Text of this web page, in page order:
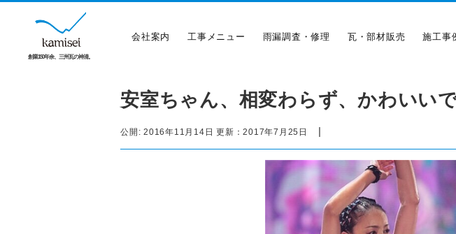
創業150年余、三州瓦の神清。
会社案内 工事メニュー 雨漏調査・修理 瓦・部材販売 施工事
安室ちゃん、相変わらず、かわいいで
公開: 2016年11月14日 更新：2017年7月25日 |